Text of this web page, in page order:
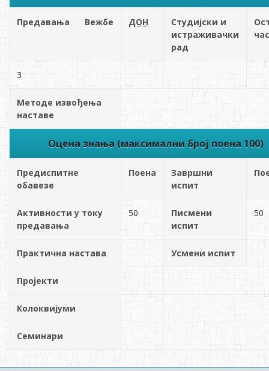
Предавања Вежбе ДОН
Студијски и
истраживачки
рад
3
Методе извођења
наставе
Оцена знања (максимални број поена 100)
Предиспитне
обавезе
Поена
Завршни
испит
Активности у току
предавања
50
Писмени
испит
50
Практична настава Усмени испит
Пројекти
Колоквијуми
Семинари